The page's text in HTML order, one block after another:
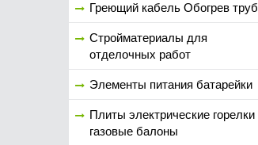
Греющий кабель Обогрев труб
Стройматериалы для
отделочных работ
Элементы питания батарейки
Плиты электрические горелки
газовые балоны